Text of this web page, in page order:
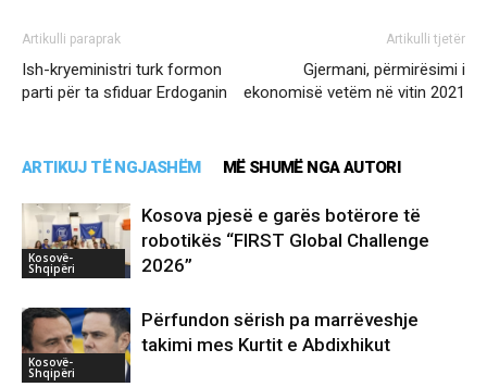
Artikulli paraprak
Ish-kryeministri turk formon
parti për ta sfiduar Erdoganin
Artikulli tjetër
Gjermani, përmirësimi i
ekonomisë vetëm në vitin 2021
ARTIKUJ TË NGJASHËM MË SHUMË NGA AUTORI
Kosovë-
Shqipëri
Kosova pjesë e garës botërore të
robotikës “FIRST Global Challenge
2026”
Kosovë-
Shqipëri
Përfundon sërish pa marrëveshje
takimi mes Kurtit e Abdixhikut